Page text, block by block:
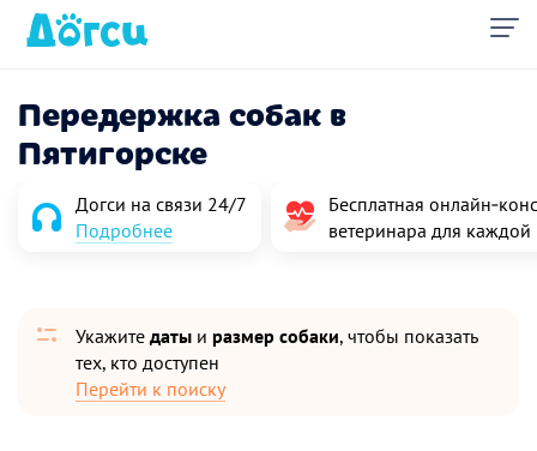
Передержка собак в
Пятигорске
Догси на связи 24/7
Подробнее
Бесплатная
ветеринара для
Укажите даты и размер собаки, чтобы показать
тех, кто доступен
Перейти к поиску